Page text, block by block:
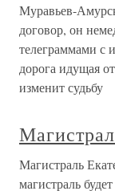
Муравьев-
договор, он
телеграммами с
дорога идущая
изменит судьбу
Магистраль
магистраль